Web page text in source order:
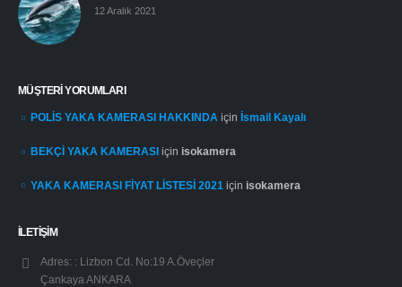
12 Aralık 2021
MÜŞTERI YORUMLARI
POLİS YAKA KAMERASI HAKKINDA için İsmail Kayalı
BEKÇİ YAKA KAMERASI için isokamera
YAKA KAMERASI FİYAT LİSTESİ 2021 için isokamera
İLETİŞİM
Adres: :
Lizbon Cd. No:19 A.Öveçler
Çankaya ANKARA